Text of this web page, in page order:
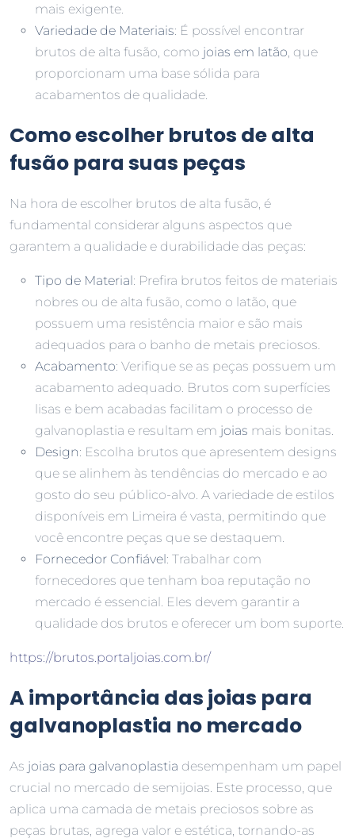
mais exigente.
Variedade de Materiais: É possível encontrar
brutos de alta fusão, como joias em latão , que
proporcionam uma base sólida para
acabamentos de qualidade.
Como escolher brutos de alta
fusão para suas peças
Na hora de escolher brutos de alta fusão, é
fundamental considerar alguns aspectos que
garantem a qualidade e durabilidade das peças:
Tipo de Material: Prefira brutos feitos de materiais
nobres ou de alta fusão, como o latão, que
possuem uma resistência maior e são mais
adequados para o banho de metais preciosos.
Acabamento: Verifique se as peças possuem um
acabamento adequado. Brutos com superfícies
lisas e bem acabadas facilitam o processo de
galvanoplastia e resultam em joias mais bonitas.
Design: Escolha brutos que apresentem designs
que se alinhem às tendências do mercado e ao
gosto do seu público-alvo. A variedade de estilos
disponíveis em Limeira é vasta, permitindo que
você encontre peças que se destaquem.
Fornecedor Confiável: Trabalhar com
fornecedores que tenham boa reputação no
mercado é essencial. Eles devem garantir a
qualidade dos brutos e oferecer um bom suporte.
https://brutos.portaljoias.com.br/
A importância das joias para
galvanoplastia no mercado
As joias para galvanoplastia desempenham um papel
crucial no mercado de semijoias. Este processo, que
aplica uma camada de metais preciosos sobre as
peças brutas, agrega valor e estética, tornando-as